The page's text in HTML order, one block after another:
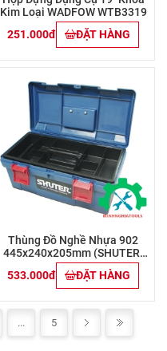
Kim Loại WADFOW WTB3319
251.000đ
ĐẶT HÀNG
Thùng Đồ Nghề Nhựa 902
445x240x205mm (SHUTER)
TOP TBF-902
533.000đ ĐẶT HÀNG
... 5